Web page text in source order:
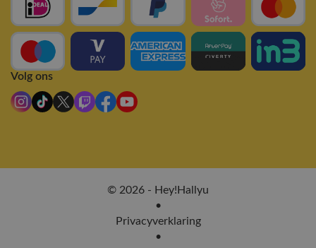
Volg ons
© 2026 - Hey!Hallyu
•
Privacyverklaring
•